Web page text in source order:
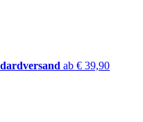
ab € 39,90